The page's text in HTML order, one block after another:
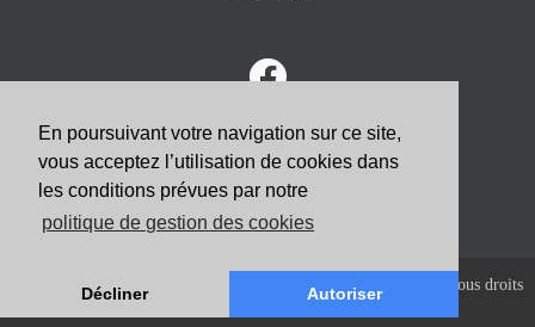
En poursuivant votre navigation sur ce site,
vous acceptez l’utilisation de cookies dans
les conditions prévues par notre
politique de gestion des cookies
Décliner Autoriser
ABONNEZ-VOUS
Copyright 2026 Revue Catholique Internationale COMMUNIO. Tous droits